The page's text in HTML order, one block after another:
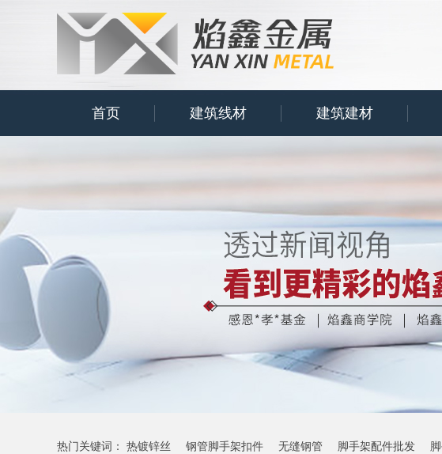
首页 建筑线材 建筑建材
热门关键词： 热镀锌丝 钢管脚手架扣件 无缝钢管 脚手架配件批发